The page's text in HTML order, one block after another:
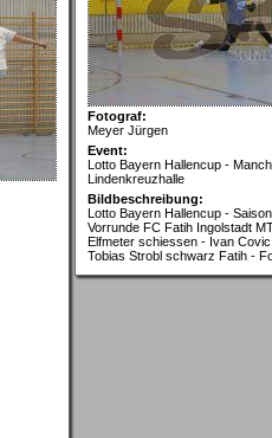
Fotograf:
Meyer Jürgen
Event:
Lotto Bayern Hallencup -
Lindenkreuzhalle
Bildbeschreibung:
Lotto Bayern Hallencup -
Vorrunde FC Fatih Ingolstadt
Elfmeter schiessen - Ivan
Tobias Strobl schwarz Fatih -